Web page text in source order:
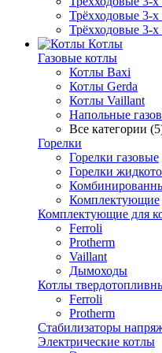
Трёхходовые 3-
Трёхходовые 3-
Котлы
Газовые котлы
Котлы Baxi
Котлы Gerda
Котлы Vaillant
Напольные
Все категории
Горелки
Горелки газовые
Горелки
Комплектующие
Комплектующие для
Ferroli
Protherm
Vaillant
Дымоходы
Котлы
Ferroli
Protherm
Стабилизаторы
Электрические котлы